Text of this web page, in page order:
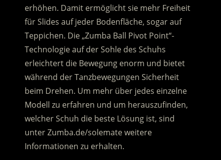
erhöhen. Damit ermöglicht sie mehr Freiheit
für Slides auf jeder Bodenfläche, sogar auf
Teppichen. Die „Zumba Ball Pivot Point“-
Technologie auf der Sohle des Schuhs
erleichtert die Bewegung enorm und bietet
während der Tanzbewegungen Sicherheit
beim Drehen. Um mehr über jedes einzelne
Modell zu erfahren und um herauszufinden,
welcher Schuh die beste Lösung ist, sind
unter Zumba.de/solemate weitere
Informationen zu erhalten.